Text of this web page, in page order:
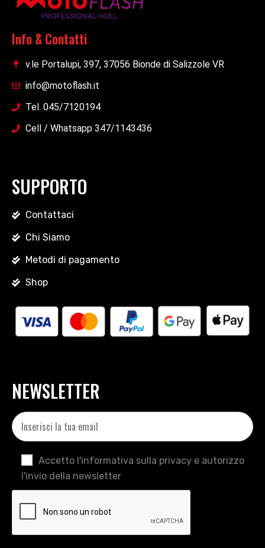
Info & Contatti
v.le Portalupi, 397, 37056 Bionde di Salizzole VR
info@motoflash.it
Tel. 045/7120194
Cell / Whatsapp 347/1143436
SUPPORTO
Contattaci
Chi Siamo
Metodi di pagamento
Shop
NEWSLETTER
Accetto l'informativa sulla privacy e autorizzo
l'invio della newsletter